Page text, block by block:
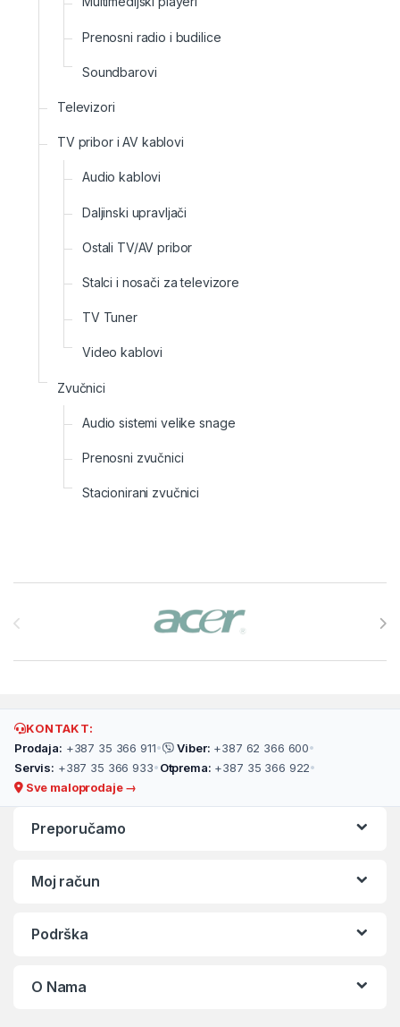
Prenosni radio i budilice
Soundbarovi
Televizori
TV pribor i AV kablovi
Audio kablovi
Daljinski upravljači
Ostali TV/AV pribor
Stalci i nosači za televizore
TV Tuner
Video kablovi
Zvučnici
Audio sistemi velike snage
Prenosni zvučnici
Stacionirani zvučnici
KONTAKT:
Prodaja: +387 35 366 911• Viber: +387 62 366 600•
Servis: +387 35 366 933• Otprema: +387 35 366 922•
Sve maloprodaje →
Preporučamo
Moj račun
Podrška
O Nama